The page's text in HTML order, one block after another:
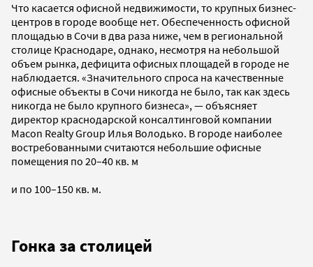
Что касается офисной недвижимости, то крупных бизнес-
центров в городе вообще нет. Обеспеченность офисной
площадью в Сочи в два раза ниже, чем в региональной
столице Краснодаре, однако, несмотря на небольшой
объем рынка, дефицита офисных площадей в городе не
наблюдается. «Значительного спроса на качественные
офисные объекты в Сочи никогда не было, так как здесь
никогда не было крупного бизнеса», — объясняет
директор краснодарской консалтинговой компании
Macon Realty Group Илья Володько. В городе наиболее
востребованными считаются небольшие офисные
помещения по 20–40 кв. м
и по 100–150 кв. м.
Гонка за столицей